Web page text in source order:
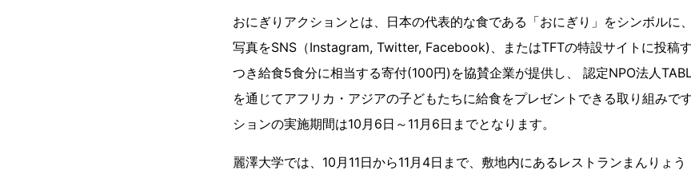
おにぎりアクションとは、日本の代表的な食である「おにぎり」をシンボルに
写真をSNS（Instagram, Twitter, Facebook)、またはTFTの特設サイトに投稿
つき給食5食分に相当する寄付(100円)を協賛企業が提供し、 認定NPO法人
を通じてアフリカ・アジアの子どもたちに給食をプレゼントできる取り組みで
ションの実施期間は10月6日～11月6日までとなります。
麗澤大学では、10月11日から11月4日まで、敷地内にあるレストランまんりょ